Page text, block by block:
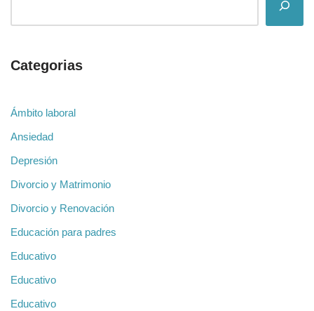
Categorias
Ámbito laboral
Ansiedad
Depresión
Divorcio y Matrimonio
Divorcio y Renovación
Educación para padres
Educativo
Educativo
Educativo